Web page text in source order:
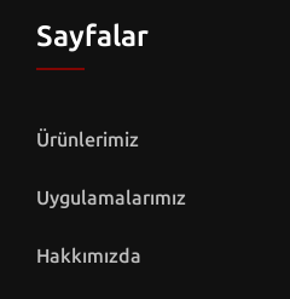
Sayfalar
Ürünlerimiz
Uygulamalarımız
Hakkımızda